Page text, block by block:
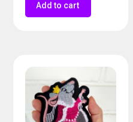
Add to cart